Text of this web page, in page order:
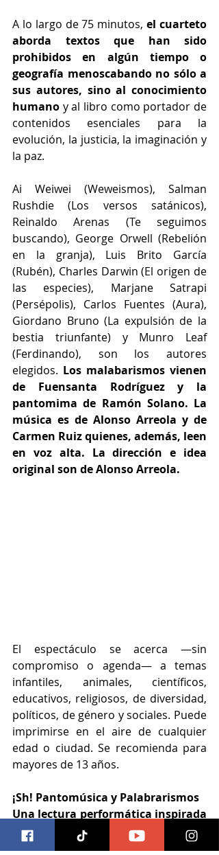
A lo largo de 75 minutos, el cuarteto
aborda textos que han sido
prohibidos en algún tiempo o
geografía menoscabando no sólo a
sus autores, sino al conocimiento
humano y al libro como portador de
contenidos esenciales para la
evolución, la justicia, la imaginación y
la paz.
Ai Weiwei (Weweismos), Salman
Rushdie (Los versos satánicos),
Reinaldo Arenas (Te seguimos
buscando), George Orwell (Rebelión
en la granja), Luis Brito García
(Rubén), Charles Darwin (El origen de
las especies), Marjane Satrapi
(Persépolis), Carlos Fuentes (Aura),
Giordano Bruno (La expulsión de la
bestia triunfante) y Munro Leaf
(Ferdinando), son los autores
elegidos. Los malabarismos vienen
de Fuensanta Rodríguez y la
pantomima de Ramón Solano. La
música es de Alonso Arreola y de
Carmen Ruiz quienes, además, leen
en voz alta. La dirección e idea
original son de Alonso Arreola.
El espectáculo se acerca —sin
compromiso o agenda— a temas
infantiles, animales, científicos,
educativos, religiosos, de diversidad,
políticos, de género y sociales. Puede
imprimirse en el aire de cualquier
edad o ciudad. Se recomienda para
mayores de 13 años.
¡Sh! Pantomúsica y Palabrarismos
Una lectura performática inspirada
en libros prohibidos
Sábado 15 de Julio, Foro La Paz, 19